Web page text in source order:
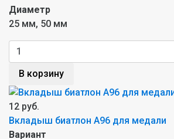
Диаметр
25 мм, 50 мм
В корзину
12 руб.
Вкладыш биатлон A96 для медали
Вариант